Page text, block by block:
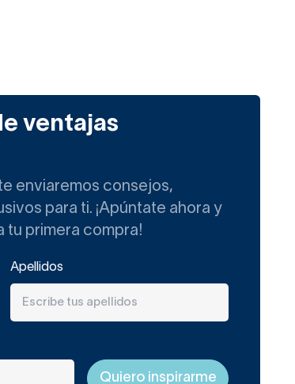
ventajas
enviaremos consejos,
para ti. ¡Apúntate ahora y
tu primera compra!
Apellidos